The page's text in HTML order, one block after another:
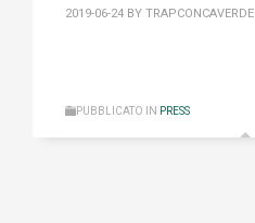
2019-06-24 BY TRAPCONCAVERDE
PUBBLICATO IN PRESS